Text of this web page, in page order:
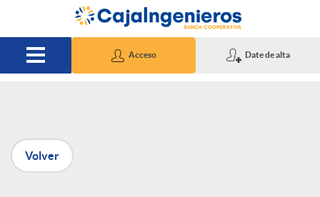
Saltar al contenido principal
Acceso Date de alta
P
u
Volver